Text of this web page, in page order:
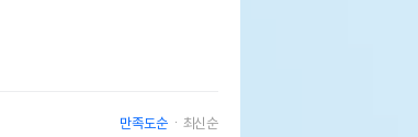
만족도순 최신순